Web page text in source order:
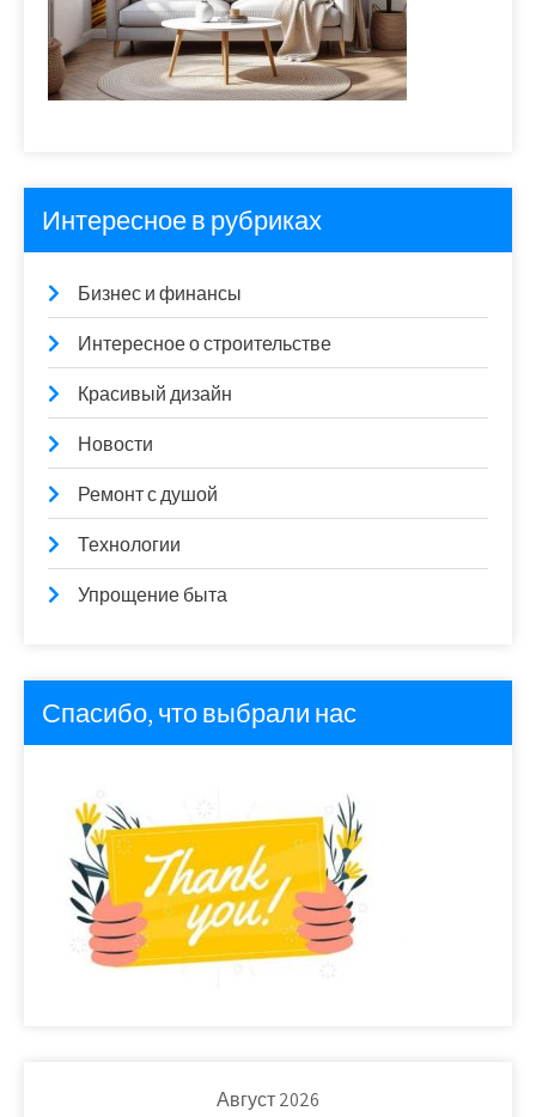
Интересное в рубриках
Бизнес и финансы
Интересное о строительстве
Красивый дизайн
Новости
Ремонт с душой
Технологии
Упрощение быта
Спасибо, что выбрали нас
Август 2026